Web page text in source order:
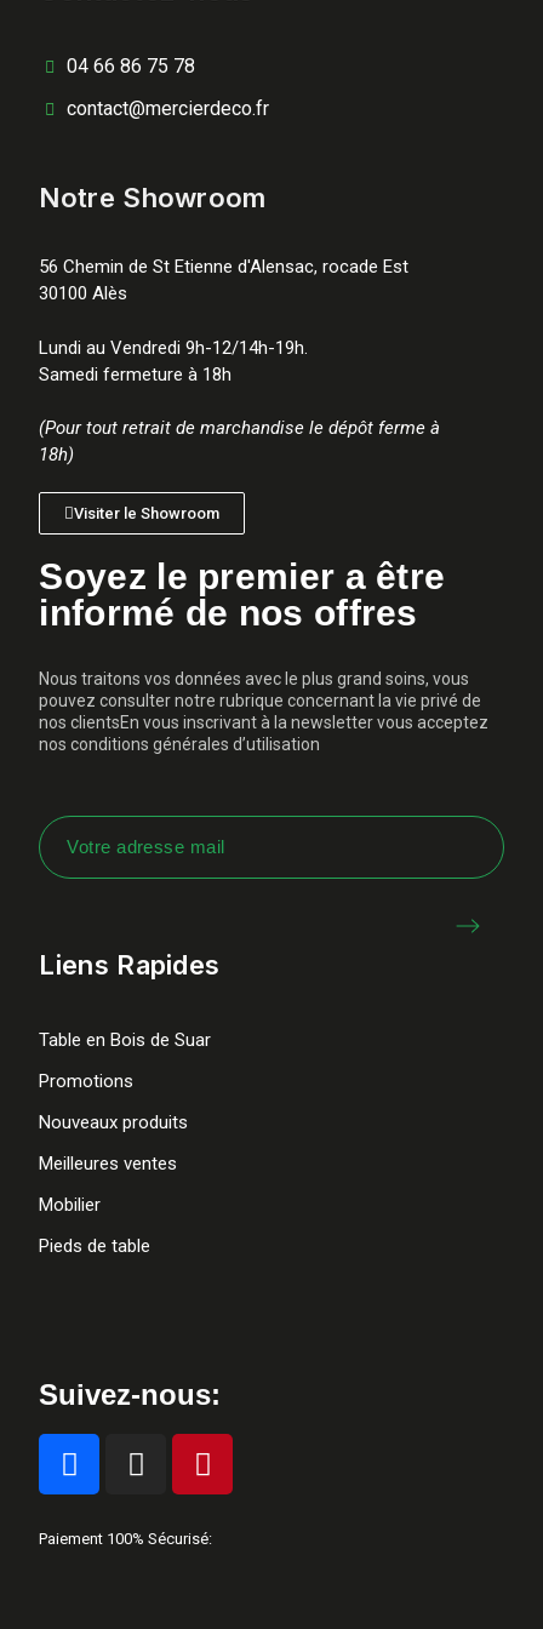
04 66 86 75 78
contact@mercierdeco.fr
Notre Showroom
56 Chemin de St Etienne d'Alensac, rocade Est
30100 Alès
Lundi au Vendredi 9h-12/14h-19h.
Samedi fermeture à 18h
(Pour tout retrait de marchandise le dépôt ferme à
18h)
Visiter le Showroom
Soyez le premier a être
informé de nos offres
Nous traitons vos données avec le plus grand soins, vous
pouvez consulter notre rubrique concernant la vie privé de
nos clientsEn vous inscrivant à la newsletter vous acceptez
nos conditions générales d’utilisation
Liens Rapides
Table en Bois de Suar
Promotions
Nouveaux produits
Meilleures ventes
Mobilier
Pieds de table
Suivez-nous:
Paiement 100% Sécurisé: